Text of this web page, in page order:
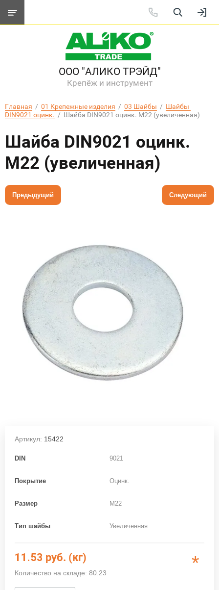
ООО "АЛИКО ТРЭЙД"
Крепёж и инструмент
Главная
  /
01 Крепежные изделия
  /
03 Шайбы
  /
Шайбы
DIN9021 оцинк.
  /  Шайба DIN9021 оцинк. М22 (увеличенная)
Шайба DIN9021 оцинк.
М22 (увеличенная)
Предыдущий Следующий
Артикул: 15422
DIN 9021
Покрытие Оцинк.
Размер M22
Тип шайбы Увеличенная
11.53 руб. (кг)
Количество на складе: 80.23 *